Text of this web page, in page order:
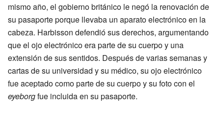
mismo año, el gobierno británico le negó la renovación de
su pasaporte porque llevaba un aparato electrónico en la
cabeza. Harbisson defendió sus derechos, argumentando
que el ojo electrónico era parte de su cuerpo y una
extensión de sus sentidos. Después de varias semanas y
cartas de su universidad y su médico, su ojo electrónico
fue aceptado como parte de su cuerpo y su foto con el
eyeborgfue incluida en su pasaporte.